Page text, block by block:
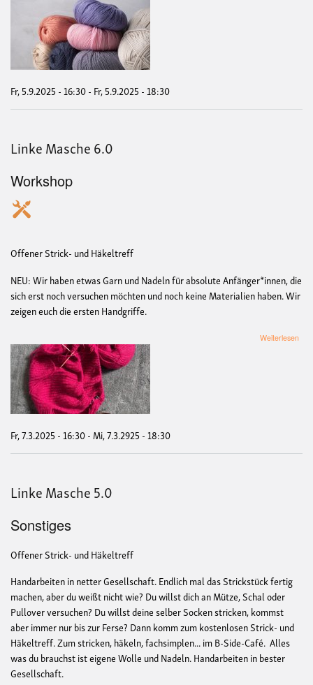
Fr, 5.9.2025 - 16:30- Fr, 5.9.2025 - 18:30
Linke Masche 6.0
Workshop
Offener Strick- und Häkeltreff
NEU: Wir haben etwas Garn und Nadeln für absolute Anfänger*innen, die
sich erst noch versuchen möchten und noch keine Materialien haben. Wir
zeigen euch die ersten Handgriffe.
Weiterlesen
Fr, 7.3.2025 - 16:30-Mi, 7.3.2925 - 18:30
Linke Masche 5.0
Sonstiges
Offener Strick- und Häkeltreff
Handarbeiten in netter Gesellschaft. Endlich mal das Strickstück fertig
machen, aber du weißt nicht wie? Du willst dich an Mütze, Schal oder
Pullover versuchen? Du willst deine selber Socken stricken, kommst
aber immer nur bis zur Ferse? Dann komm zum kostenlosen Strick- und
Häkeltreff. Zum stricken, häkeln, fachsimplen... im B-Side-Café. Alles
was du brauchst ist eigene Wolle und Nadeln. Handarbeiten in bester
Gesellschaft.